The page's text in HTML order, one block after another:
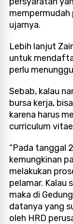
mempermudah
ujarnya.
Lebih lanjut
untuk
perlu
Sebab, kalau
bursa kerja,
karena harus
curriculum
“Pada tanggal
kemungkinan
melakukan
pelamar. Kalau
maka di
datanya yang
oleh HRD